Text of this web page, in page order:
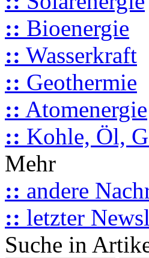
:: Bioenergie
:: Wasserkraft
:: Geothermie
:: Atomenergie
:: Kohle, Öl,
Mehr
:: andere
:: letzter
Suche in